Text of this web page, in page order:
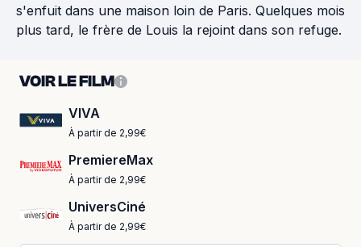
s'enfuit dans une maison loin de Paris. Quelques mois
plus tard, le frère de Louis la rejoint dans son refuge.
VOIR LE FILM
VIVA
À partir de 2,99€
PremiereMax
À partir de 2,99€
UniversCiné
À partir de 2,99€